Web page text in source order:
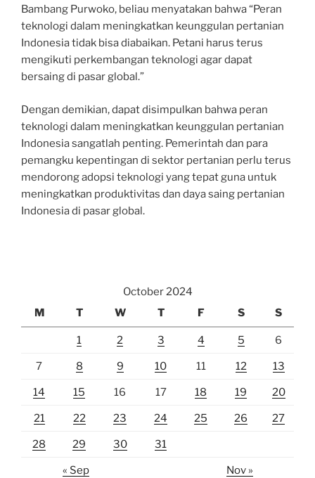
Bambang Purwoko, beliau menyatakan bahwa “Peran
teknologi dalam meningkatkan keunggulan pertanian
Indonesia tidak bisa diabaikan. Petani harus terus
mengikuti perkembangan teknologi agar dapat
bersaing di pasar global.”
Dengan demikian, dapat disimpulkan bahwa peran
teknologi dalam meningkatkan keunggulan pertanian
Indonesia sangatlah penting. Pemerintah dan para
pemangku kepentingan di sektor pertanian perlu terus
mendorong adopsi teknologi yang tepat guna untuk
meningkatkan produktivitas dan daya saing pertanian
Indonesia di pasar global.
October 2024
M
T W T F S S
1 2 3 4 5 6
7 8 9 10 11 12 13
14 15 16 17 18 19 20
21 22 23 24 25 26 27
28 29 30 31
« Sep Nov »